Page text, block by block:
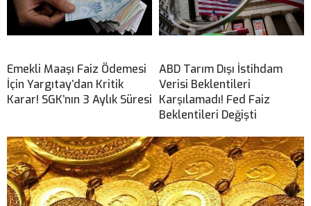
Emekli Maaşı Faiz Ödemesi
İçin Yargıtay’dan Kritik
Karar! SGK’nın 3 Aylık Süresi
ABD Tarım Dışı İstihdam
Verisi Beklentileri
Karşılamadı! Fed Faiz
Beklentileri Değişti